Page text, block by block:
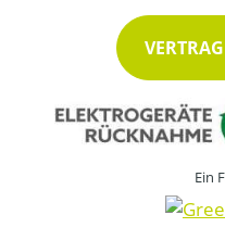
Ein